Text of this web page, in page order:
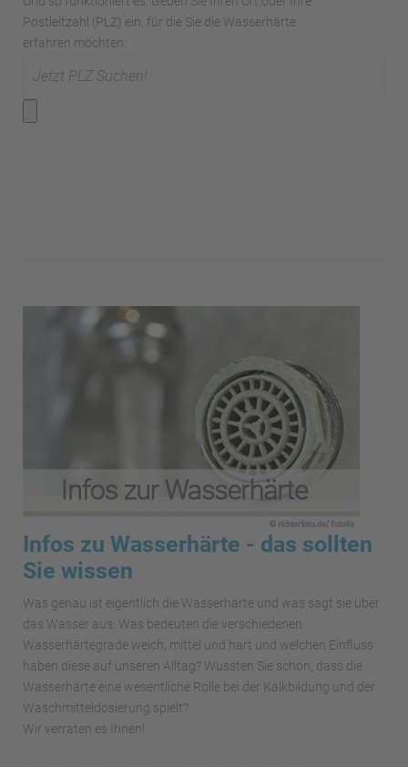
Postleitzahl (PLZ) ein, für die Sie die Wasserhärte
erfahren möchten:
Infos zu Wasserhärte - das sollten
Sie wissen
Was genau ist eigentlich die Wasserhärte und was sagt sie über
das Wasser aus. Was bedeuten die verschiedenen
Wasserhärtegrade weich, mittel und hart und welchen Einfluss
haben diese auf unseren Alltag? Wussten Sie schon, dass die
Wasserhärte eine wesentliche Rolle bei der Kalkbildung und der
Waschmitteldosierung spielt?
Wir verraten es Ihnen!